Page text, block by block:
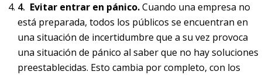
Evitar entrar en pánico.Cuando una empresa no
está preparada, todos los públicos se encuentran en
una situación de incertidumbre que a su vez provoca
una situación de pánico al saber que no hay soluciones
preestablecidas. Esto cambia por completo, con los